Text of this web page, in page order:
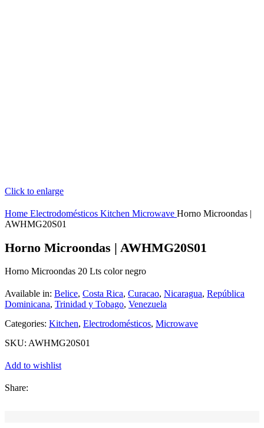
Click to enlarge
Home Electrodomésticos Kitchen Microwave Horno Microondas |
AWHMG20S01
Horno Microondas | AWHMG20S01
Horno Microondas 20 Lts color negro
Available in: Belice, Costa Rica, Curacao, Nicaragua, República
Dominicana, Trinidad y Tobago, Venezuela
Categories: Kitchen, Electrodomésticos, Microwave
SKU: AWHMG20S01
Add to wishlist
Share: